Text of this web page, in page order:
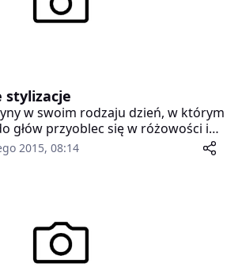
stylizacje
w swoim rodzaju dzień, w którym
głów przyoblec się w różowości i
nie czuć się nudna!
2015, 08:14